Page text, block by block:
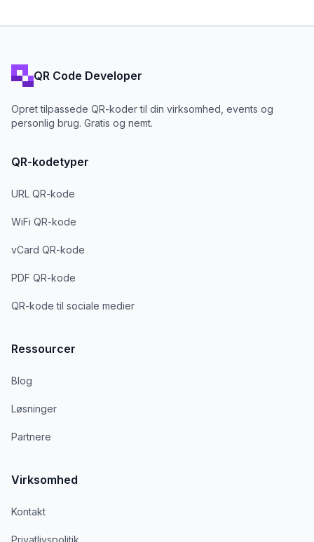
QR Code Developer
Opret tilpassede QR-koder til din virksomhed, events og
personlig brug. Gratis og nemt.
QR-kodetyper
URL QR-kode
WiFi QR-kode
vCard QR-kode
PDF QR-kode
QR-kode til sociale medier
Ressourcer
Blog
Løsninger
Partnere
Virksomhed
Kontakt
Privatlivspolitik